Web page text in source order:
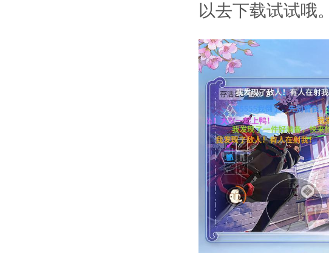
以去下载试试哦。